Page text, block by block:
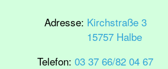
Adresse: Kirchstraße 3
15757 Halbe
Telefon: 03 37 66/82 04 67